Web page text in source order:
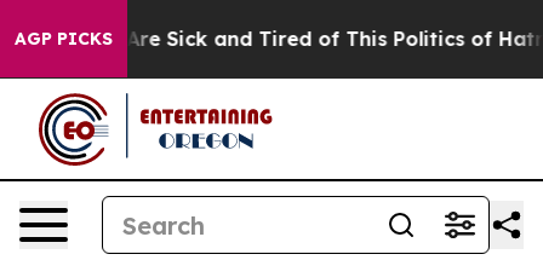
AGP PICKSAre Sick and Tired of This Politics of Hatred”